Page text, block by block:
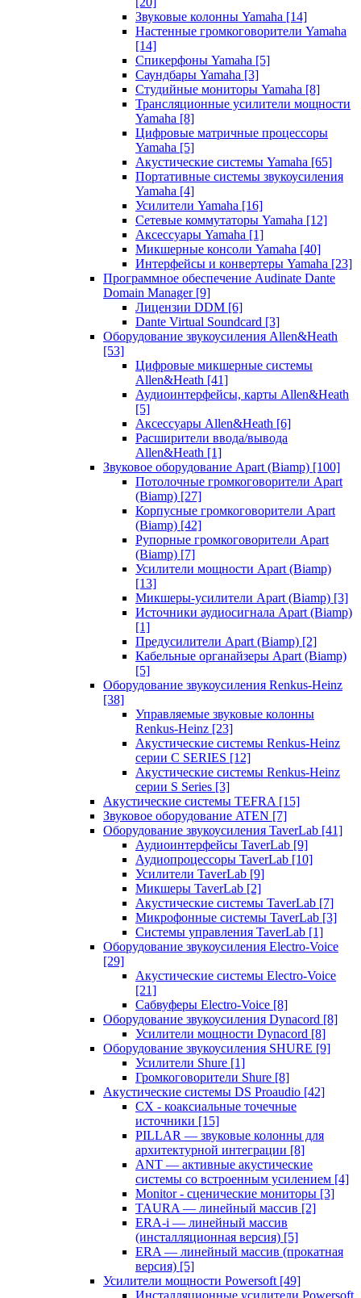
Звуковые колонны Yamaha [14]
Настенные громкоговорители Yamaha
[14]
Спикерфоны Yamaha [5]
Саундбары Yamaha [3]
Студийные мониторы Yamaha [8]
Трансляционные усилители мощности
Yamaha [8]
Цифровые матричные процессоры
Yamaha [5]
Акустические системы Yamaha [65]
Портативные системы звукоусиления
Yamaha [4]
Усилители Yamaha [16]
Сетевые коммутаторы Yamaha [12]
Аксессуары Yamaha [1]
Микшерные консоли Yamaha [40]
Интерфейсы и конвертеры Yamaha [23]
Программное обеспечение Audinate Dante
Domain Manager [9]
Лицензии DDM [6]
Dante Virtual Soundcard [3]
Оборудование звукоусиления Allen&Heath
[53]
Цифровые микшерные системы
Allen&Heath [41]
Аудиоинтерфейсы, карты Allen&Heath
[5]
Аксессуары Allen&Heath [6]
Расширители ввода/вывода
Allen&Heath [1]
Звуковое оборудование Apart (Biamp) [100]
Потолочные громкоговорители Apart
(Biamp) [27]
Корпусные громкоговорители Apart
(Biamp) [42]
Рупорные громкоговорители Apart
(Biamp) [7]
Усилители мощности Apart (Biamp)
[13]
Микшеры-усилители Apart (Biamp) [3]
Источники аудиосигнала Apart (Biamp)
[1]
Предусилители Apart (Biamp) [2]
Кабельные органайзеры Apart (Biamp)
[5]
Оборудование звукоусиления Renkus-Heinz
[38]
Управляемые звуковые колонны
Renkus-Heinz [23]
Акустические системы Renkus-Heinz
серии C SERIES [12]
Акустические системы Renkus-Heinz
серии S Series [3]
Акустические системы TEFRA [15]
Звуковое оборудование ATEN [7]
Оборудование звукоусиления TaverLab [41]
Аудиоинтерфейсы TaverLab [9]
Аудиопроцессоры TaverLab [10]
Усилители TaverLab [9]
Микшеры TaverLab [2]
Акустические системы TaverLab [7]
Микрофонные системы TaverLab [3]
Системы управления TaverLab [1]
Оборудование звукоусиления Electro-Voice
[29]
Акустические системы Electro-Voice
[21]
Сабвуферы Electro-Voice [8]
Оборудование звукоусиления Dynacord [8]
Усилители мощности Dynacord [8]
Оборудование звукоусиления SHURE [9]
Усилители Shure [1]
Громкоговорители Shure [8]
Акустические системы DS Proaudio [42]
CX - коаксиальные точечные
источники [15]
PILLAR — звуковые колонны для
архитектурной интеграции [8]
ANT — активные акустические
системы со встроенным усилением [4]
Monitor - сценические мониторы [3]
TAURA — линейный массив [2]
ERA-i — линейный массив
(инсталляционная версия) [5]
ERA — линейный массив (прокатная
версия) [5]
Усилители мощности Powersoft [49]
Инсталляционные усилители Powersoft